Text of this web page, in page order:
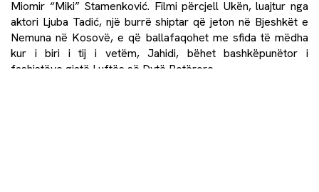
Miomir “Miki” Stamenković. Filmi përcjell Ukën, luajtur nga
aktori Ljuba Tadić, një burrë shiptar që jeton në Bjeshkët e
Nemuna në Kosovë, e që ballafaqohet me sfida të mëdha
kur i biri i tij i vetëm, Jahidi, bëhet bashkëpunëtor i
fashistëve gjatë Luftës së Dytë Botërore.